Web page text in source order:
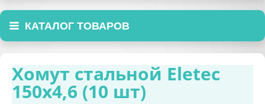
КАТАЛОГ ТОВАРОВ
Хомут стальной Eletec
150х4,6 (10 шт)